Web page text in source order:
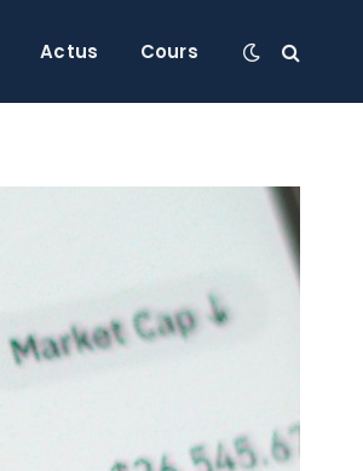
Actus Cours